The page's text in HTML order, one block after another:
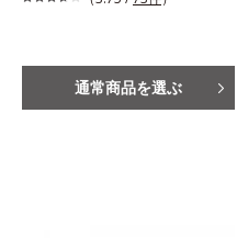
通常商品を選ぶ